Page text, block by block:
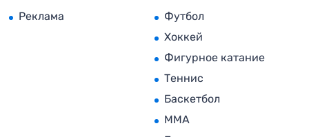
Реклама
Футбол
Хоккей
Фигурное катание
Теннис
Баскетбол
MMA